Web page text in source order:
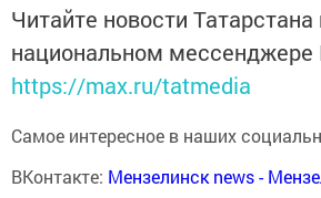
Читайте новости Татарстана
национальном мессенджере
https://max.ru/tatmedia
Самое интересное в наших
ВКонтакте: Мензелинск news -